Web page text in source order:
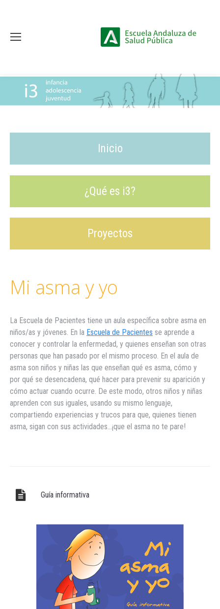
Estás aquí:
Inicio
¿Qué es i3?
Proyectos
Mi asma y yo
La Escuela de Pacientes tiene un aula específica sobre asma en
niños/as y jóvenes. En la Escuela de Pacientes se aprende a
conocer y controlar la enfermedad, y quienes enseñan son otras
personas que han pasado por el mismo proceso. En el aula de
asma son niños y niñas las que enseñan qué es asma, cómo y
por qué se desencadena, qué hacer para prevenir su aparición y
cómo actuar cuando ocurre. De este modo, otros niños y niñas
aprenden con sus iguales, usando su mismo lenguaje,
compartiendo experiencias y trucos para que, quienes tienen
asma, sigan con sus actividades…¡que el asma no te pare!
Guía informativa